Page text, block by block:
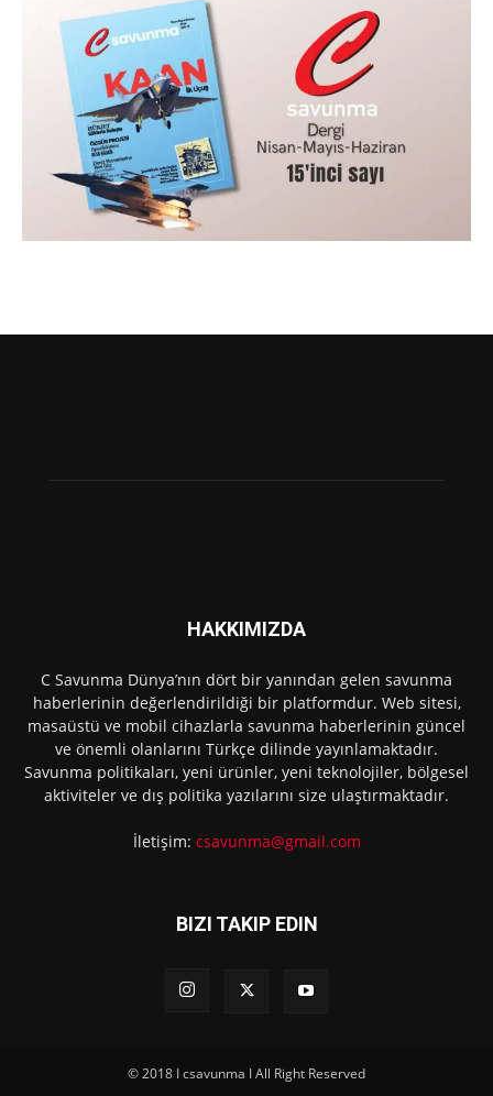
HAKKIMIZDA
C Savunma Dünya’nın dört bir yanından gelen savunma
haberlerinin değerlendirildiği bir platformdur. Web sitesi,
masaüstü ve mobil cihazlarla savunma haberlerinin güncel
ve önemli olanlarını Türkçe dilinde yayınlamaktadır.
Savunma politikaları, yeni ürünler, yeni teknolojiler, bölgesel
aktiviteler ve dış politika yazılarını size ulaştırmaktadır.
İletişim: csavunma@gmail.com
BIZI TAKIP EDIN
© 2018 I csavunma I All Right Reserved